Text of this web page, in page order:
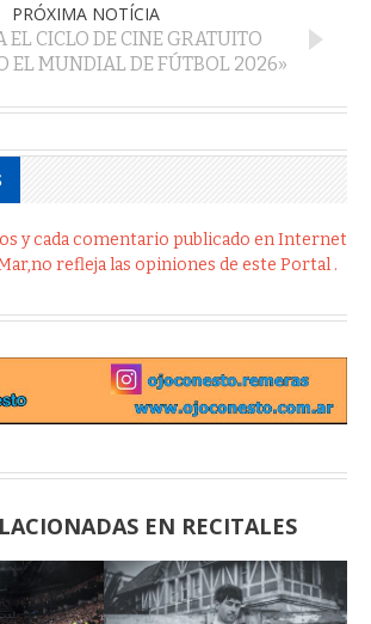
PRÓXIMA NOTÍCIA
EL CICLO DE CINE GRATUITO
EL MUNDIAL DE FÚTBOL 2026»
y cada comentario publicado en Internet
refleja las opiniones de este Portal .
EN RECITALES